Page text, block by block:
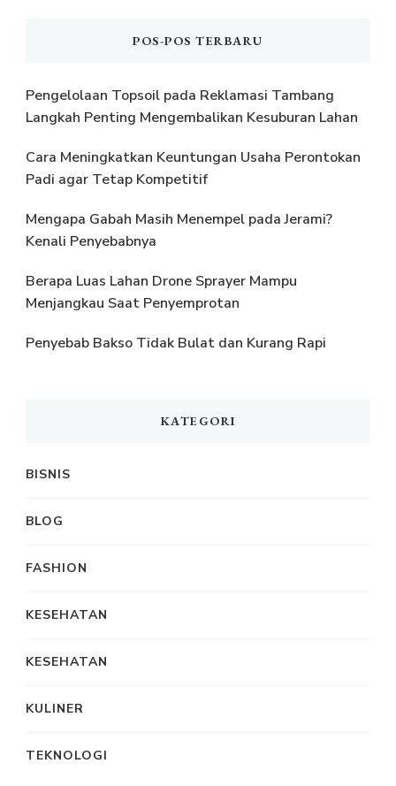
POS-POS TERBARU
Pengelolaan Topsoil pada Reklamasi Tambang
Langkah Penting Mengembalikan Kesuburan Lahan
Cara Meningkatkan Keuntungan Usaha Perontokan
Padi agar Tetap Kompetitif
Mengapa Gabah Masih Menempel pada Jerami?
Kenali Penyebabnya
Berapa Luas Lahan Drone Sprayer Mampu
Menjangkau Saat Penyemprotan
Penyebab Bakso Tidak Bulat dan Kurang Rapi
KATEGORI
BISNIS
BLOG
FASHION
KESEHATAN
KESEHATAN
KULINER
TEKNOLOGI